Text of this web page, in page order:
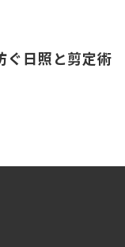
ぐ日照と剪定術